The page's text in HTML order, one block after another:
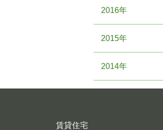
2016年
2015年
2014年
賃貸住宅